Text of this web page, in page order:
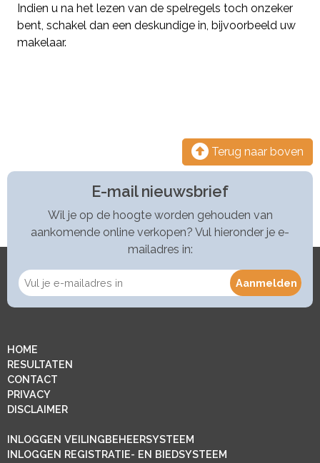
Indien u na het lezen van de spelregels toch onzeker
bent, schakel dan een deskundige in, bijvoorbeeld uw
makelaar.
Terug naar boven
E-mail nieuwsbrief
Wil je op de hoogte worden gehouden van
aankomende online verkopen? Vul hieronder je e-
mailadres in:
HOME
RESULTATEN
CONTACT
PRIVACY
DISCLAIMER
INLOGGEN VEILINGBEHEERSYSTEEM
INLOGGEN REGISTRATIE- EN BIEDSYSTEEM